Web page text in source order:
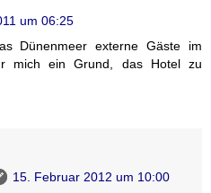
um 06:25
Dünenmeer externe Gäste im
mich ein Grund, das Hotel zu
15. Februar 2012 um 10:00